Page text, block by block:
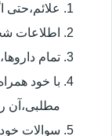
علائم،حتی
اطلاعات
تمام
با خود
مطلبی،آن
سوالات خود